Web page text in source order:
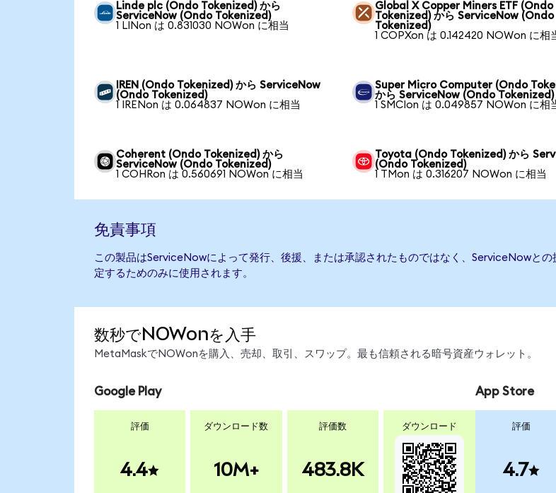
Linde plc (Ondo Tokenized) から
ServiceNow (Ondo Tokenized)
1 LINon は 0.831030 NOWon に相当
Global X Copper Miners ETF (Ondo
Tokenized) から ServiceNow (Ondo
Tokenized)
1 COPXon は 0.142420 NOWon に相
IREN (Ondo Tokenized) から ServiceNow
(Ondo Tokenized)
1 IRENon は 0.064837 NOWon に相当
Super Micro Computer (Ondo
から ServiceNow (Ondo Tokenized)
1 SMCIon は 0.049857 NOWon に相
Coherent (Ondo Tokenized) から
ServiceNow (Ondo Tokenized)
1 COHRon は 0.560691 NOWon に相当
Toyota (Ondo Tokenized) から
(Ondo Tokenized)
1 TMon は 0.316207 NOWon に相当
免責事項
この製品はServiceNowによって発行、後援、または承認されたものではなく、ServiceNowと
定するためのみに使用されます。
数秒でNOWonを入手
MetaMaskでNOWonを購入、売却、取引、スワップ。最も信頼される暗号資産ウォレット。
Google Play
評価
4.4
ダウンロード数
10M+
評価数
483.8K
ダウンロード
App Store
評価
4.7